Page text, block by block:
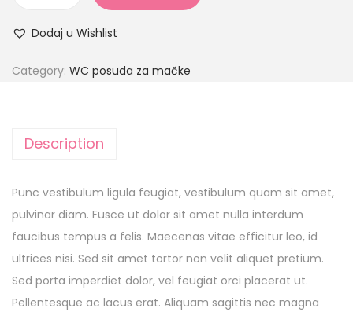
Dodaj u Wishlist
Category: WC posuda za mačke
Description
Punc vestibulum ligula feugiat, vestibulum quam sit amet,
pulvinar diam. Fusce ut dolor sit amet nulla interdum
faucibus tempus a felis. Maecenas vitae efficitur leo, id
ultrices nisi. Sed sit amet tortor non velit aliquet pretium.
Sed porta imperdiet dolor, vel feugiat orci placerat ut.
Pellentesque ac lacus erat. Aliquam sagittis nec magna